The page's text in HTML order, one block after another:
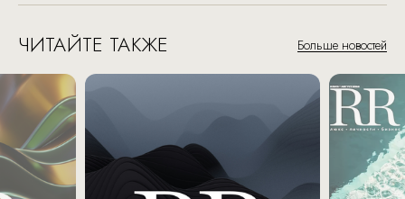
ЧИТАЙТЕ ТАКЖЕ Больше новостей